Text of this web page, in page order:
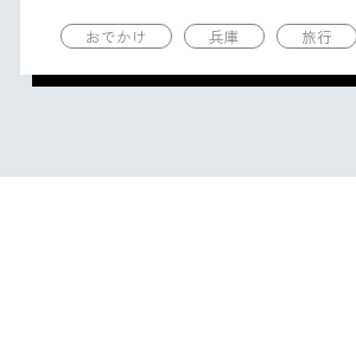
おでかけ 兵庫 旅行